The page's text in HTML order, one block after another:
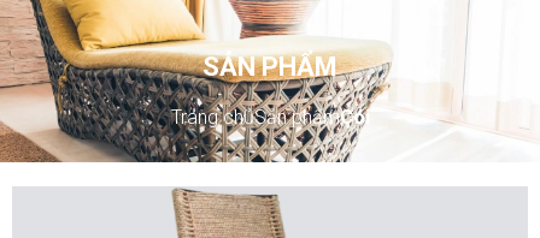
SẢN PHẨM
Trang chủSản phẩmCói